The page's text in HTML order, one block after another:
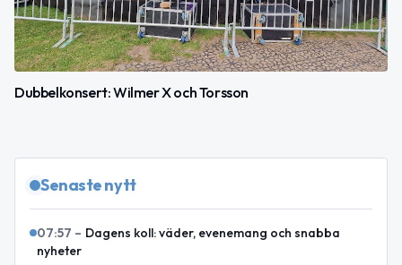
Dubbelkonsert: Wilmer X och Torsson
Senaste nytt
07:57 – Dagens koll: väder, evenemang och snabba
nyheter